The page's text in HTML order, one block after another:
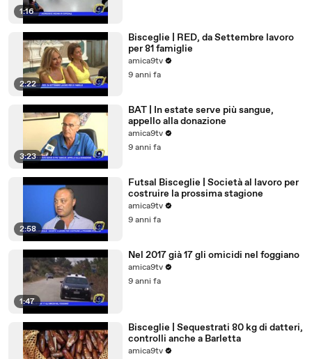
1:16
2:22
Bisceglie | RED, da Settembre lavoro
per 81 famiglie
amica9tv
9 anni fa
3:23
BAT | In estate serve più sangue,
appello alla donazione
amica9tv
9 anni fa
2:58
Futsal Bisceglie | Società al lavoro per
costruire la prossima stagione
amica9tv
9 anni fa
1:47
Nel 2017 già 17 gli omicidi nel foggiano
amica9tv
9 anni fa
Bisceglie | Sequestrati 80 kg di datteri,
controlli anche a Barletta
amica9tv